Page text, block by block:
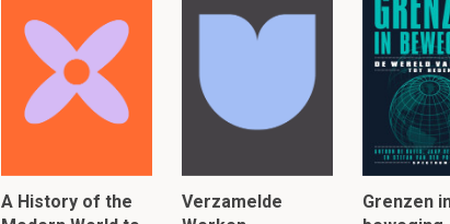
Osterhammel: begrip revolutie
- politieke systematische verandering
- actieve deelname van bevolking die geen
Om verder te lezen, klik
A History of the
Verzamelde
Grenzen